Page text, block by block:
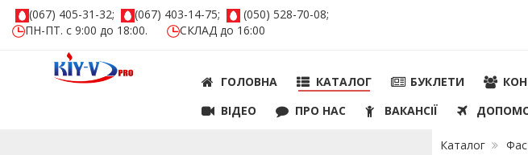
(067) 405-31-32; (067) 403-14-75;
(050) 528-70-08;
ПН-ПТ. с 9:00 до 18:00.
СКЛАД до 16:00
ГОЛОВНА КАТАЛОГ БУКЛЕТИ
ВIДЕО
ПРО НАС ВАКАНСІЇ
Каталог